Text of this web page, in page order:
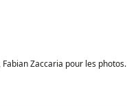
Zaccaria pour les photos.